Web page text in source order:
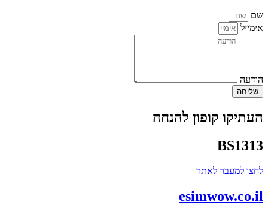
שם
אימייל
הודעה
שליחה
העתיקו קופון להנחה
BS1313
לחצו למעבר לאתר
esimwow.co.il